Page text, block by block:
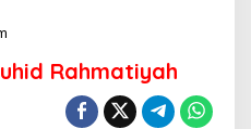
a
Rahmatiyah